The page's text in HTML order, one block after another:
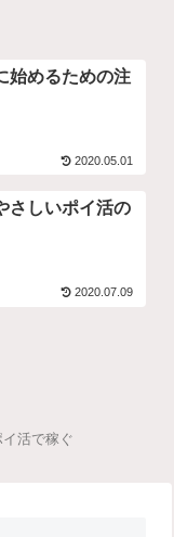
始めるための注
2020.05.01
さしいポイ活の
2020.07.09
イ活で稼ぐ